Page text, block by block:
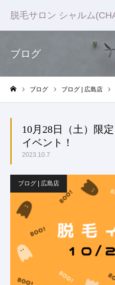
脱毛サロン シャルム
ブログ
ブログ ブログ | 広島店
10月28日（土）限
イベント！
2023.10.7
ブログ | 広島店